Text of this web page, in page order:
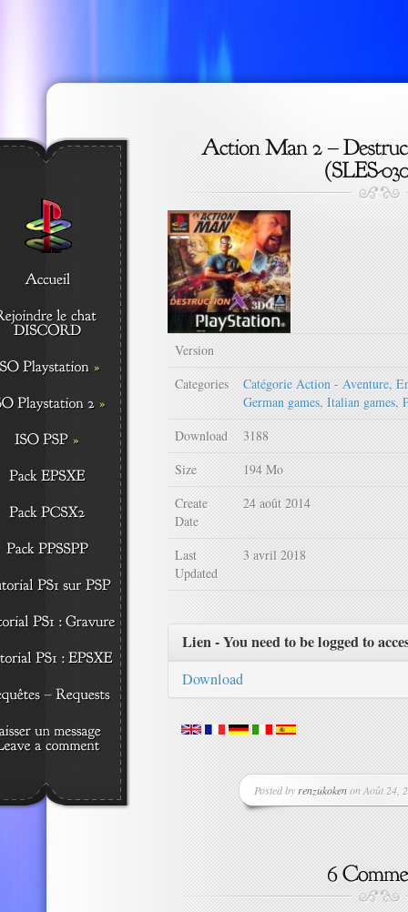
Version
Categories
Catégorie Action - Aventure,
German games, Italian games,
Download
3188
Size
194 Mo
Create
Date
24 août 2014
Last
Updated
3 avril 2018
Lien - You need to be logged to
Download
Posted by renzukokenon Août 24,